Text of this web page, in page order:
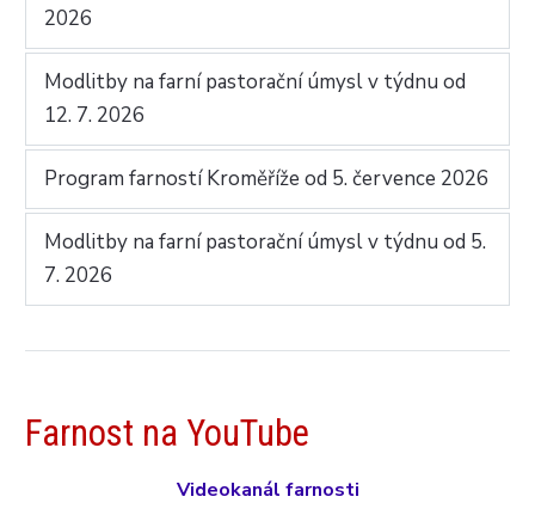
2026
Modlitby na farní pastorační úmysl v týdnu od
12. 7. 2026
Program farností Kroměříže od 5. července 2026
Modlitby na farní pastorační úmysl v týdnu od 5.
7. 2026
Farnost na YouTube
Videokanál farnosti